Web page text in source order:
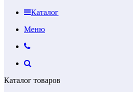
Каталог
Меню
Каталог товаров